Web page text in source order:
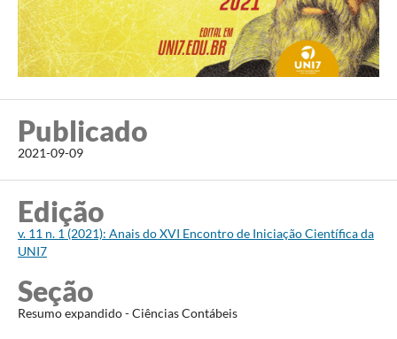
Publicado
2021-09-09
Edição
v. 11 n. 1 (2021): Anais do XVI Encontro de Iniciação Científica da
UNI7
Seção
Resumo expandido - Ciências Contábeis